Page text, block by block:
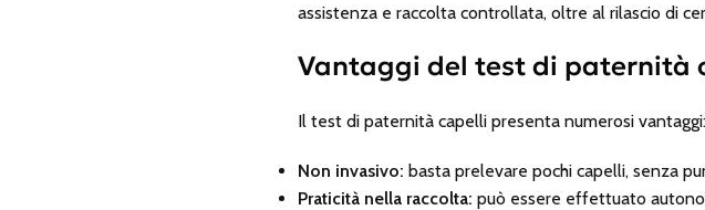
assistenza e raccolta controllata, oltre al rilascio di
Vantaggi del test di
Il test di paternità capelli presenta numerosi vantaggi:
Non invasivo: basta prelevare pochi capelli, senza
Praticità nella raccolta: può essere effettuato